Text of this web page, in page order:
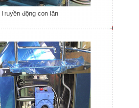
Truyền động con lăn